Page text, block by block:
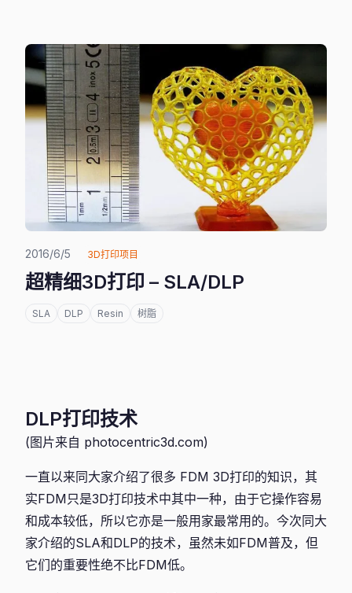
2016/6/5 3D打印项目
超精细3D打印 – SLA/DLP
SLA DLP Resin 树脂
DLP打印技术
(图片来自 photocentric3d.com)
一直以来同大家介绍了很多 FDM 3D打印的知识，其
实FDM只是3D打印技术中其中一种，由于它操作容易
和成本较低，所以它亦是一般用家最常用的。今次同大
家介绍的SLA和DLP的技术，虽然未如FDM普及，但
它们的重要性绝不比FDM低。